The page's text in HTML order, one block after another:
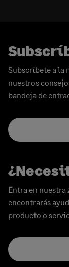
Subscríbete a la
nuestros
bandeja de
Entra en
encontrarás
producto o